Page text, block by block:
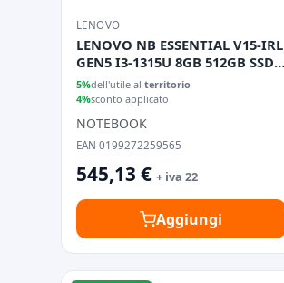
LENOVO
LENOVO NB ESSENTIAL V15-IRL
GEN5 I3-1315U 8GB 512GB SSD
15,6 WIN 11 PRO
5%dell'utile al territorio
4%sconto applicato
NOTEBOOK
EAN 0199272259565
545,13 € + iva 22
Aggiungi